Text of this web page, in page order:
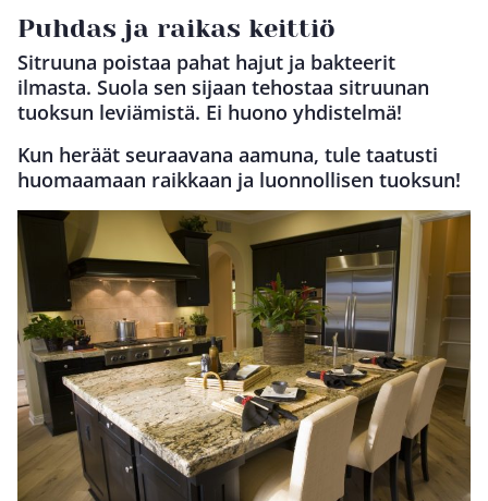
Puhdas ja raikas keittiö
Sitruuna poistaa pahat hajut ja bakteerit
ilmasta. Suola sen sijaan tehostaa sitruunan
tuoksun leviämistä. Ei huono yhdistelmä!
Kun heräät seuraavana aamuna, tule taatusti
huomaamaan raikkaan ja luonnollisen tuoksun!